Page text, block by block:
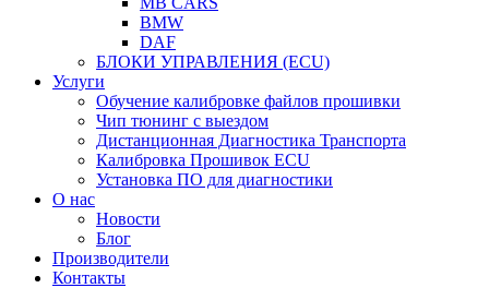
BMW
DAF
БЛОКИ УПРАВЛЕНИЯ (ECU)
Услуги
Обучение калибровке файлов прошивки
Чип тюнинг с выездом
Дистанционная Диагностика Транспорта
Калибровка Прошивок ECU
Установка ПО для диагностики
О нас
Новости
Блог
Производители
Контакты